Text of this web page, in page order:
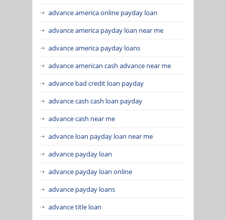
advance america online payday loan
advance america payday loan near me
advance america payday loans
advance american cash advance near me
advance bad credit loan payday
advance cash cash loan payday
advance cash near me
advance loan payday loan near me
advance payday loan
advance payday loan online
advance payday loans
advance title loan